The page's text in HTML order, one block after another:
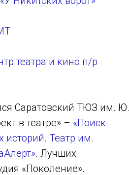
театра и кино п/р
Саратовский ТЮЗ им. Ю.
в театре» – «Поиск
историй. Театр им.
. Лучших
«Поколение».